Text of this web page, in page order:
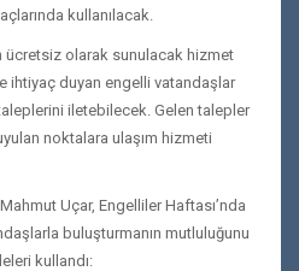
kullanılacak.
ücretsiz olarak sunulacak hizmet
ihtiyaç duyan engelli vatandaşlar
iletebilecek. Gelen talepler
noktalara ulaşım hizmeti
Uçar, Engelliler Haftası’nda
buluşturmanın mutluluğunu
kullandı: